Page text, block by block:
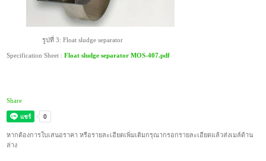
รูปที่ 3: Float sludge separator
Specification Sheet :Float sludge separator MOS-407.pdf
Share
หากต้องการใบเสนอราคา หรือรายละเอียดเพิ่มเติมกรุณากรอกรายละเอียดแล้วส่งเมล์ด้าน
ล่าง